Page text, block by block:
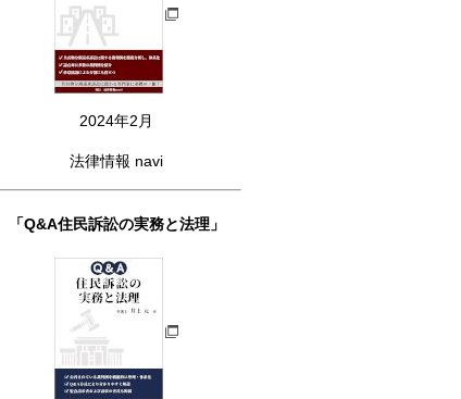
2024年2月
法律情報 navi
「Q&A住民訴訟の実務と法理」